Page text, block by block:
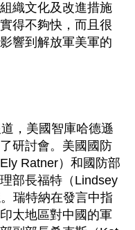
織文化及改進措施
得不夠快，而且很
響到解放軍美軍的
，美國智庫哈德遜
研討會。美國國防
Ratner）和國防部
部長福特（Lindsey
瑞特納在發言中指
太地區對中國的軍